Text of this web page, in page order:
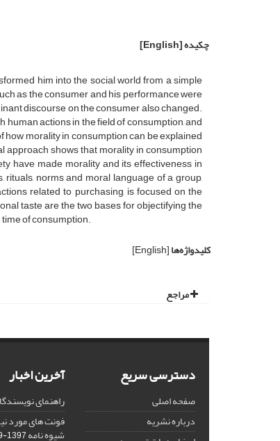
چکیده[English]
him into the social world from a simple
as the consumer and his performance were
discourse on the consumer also changed.
actions in the field of consumption, and
morality in consumption can be explained
shows that morality in consumption
have made morality and its effectiveness in
norms and moral language of a group,
related to purchasing, is focused on the
taste are the two bases for objectifying the
of consumption.
کلیدواژه‌ها[English]
مراجع
دسترسی سریع
صفحه اصلی
درباره نشریه
آخرین اخبار
راهنمای
فونت های مورد
شیوه نامه1397-09-15